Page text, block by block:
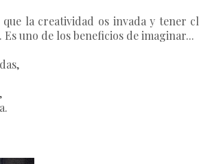
la creatividad os invada y tener
uno de los beneficios de imaginar...